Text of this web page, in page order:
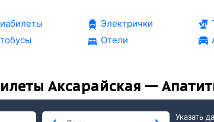
Электрички
Отели
Аксарайская —
Указать